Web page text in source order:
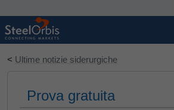
< Ultime notizie siderurgiche
Prova gratuita